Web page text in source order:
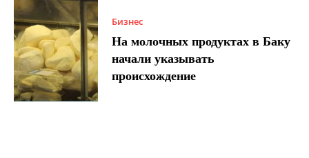
Бизнес
На молочных продуктах в Баку
начали указывать
происхождение